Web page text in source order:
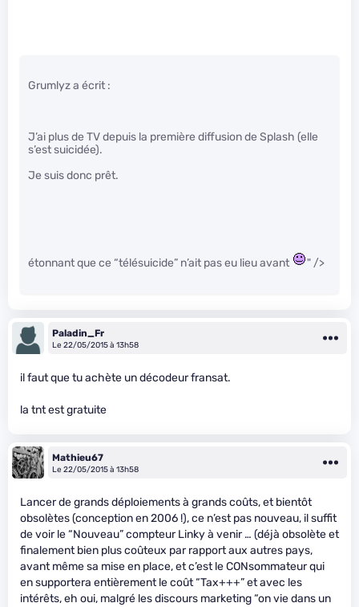
Grumlyz a écrit :
J’ai plus de TV depuis la première diffusion de Splash (elle
s’est suicidée).
Je suis donc prêt.
étonnant que ce “télésuicide” n’ait pas eu lieu avant " />
Paladin_Fr
Le 22/05/2015 à 13h58
il faut que tu achète un décodeur fransat.
la tnt est gratuite
Mathieu67
Le 22/05/2015 à 13h58
Lancer de grands déploiements à grands coûts, et bientôt
obsolètes (conception en 2006 !), ce n’est pas nouveau, il suffit
de voir le “Nouveau” compteur Linky à venir … (déjà obsolète et
finalement bien plus coûteux par rapport aux autres pays,
avant même sa mise en place, et c’est le CONsommateur qui
en supportera entièrement le coût “Tax+++” et avec les
intérêts, eh oui, malgré les discours marketing “on vie dans un